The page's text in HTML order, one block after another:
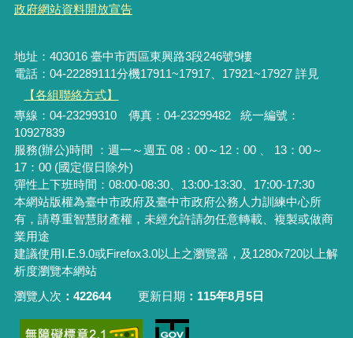
政府網站資料開放宣告
地址：403016 臺中市西區東興路3段246號9樓
電話：04-22289111分機17911~17917、17921~17927 詳見
【各組聯絡方式】
專線：04-23299310 傳真：04-23299482 統一編號：
10927839
服務(辦公)時間 ：週一～週五 08：00～12：00 、 13：00～
17：00 (國定假日除外)
彈性上下班時間：08:00-08:30、13:00-13:30、17:00-17:30
本網站版權為臺中市政府及臺中市政府公務人力訓練中心所
有，請尊重智慧財產權，未經允許請勿任意轉載、複製或做商
業用途
建議使用I.E.9.0或Firefox3.0以上之瀏覽器，及1280x720以上解
析度瀏覽本網站
瀏覽人次
422644 更新日期 115年8月5日